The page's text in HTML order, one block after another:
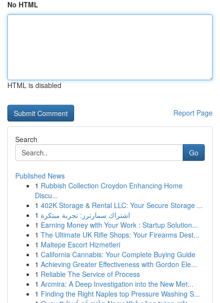
No HTML
HTML is disabled
Report Page
Search
Go
Published News
1 Rubbish Collection Croydon Enhancing Home
Discu...
1 402K Storage & Rental LLC: Your Secure Storage ...
1 اشتراك سمارترز: تجربة مبتكرة
1 Earning Money with Your Work : Startup Solution...
1 The Ultimate UK Rifle Shops: Your Firearms Dest...
1 Maltepe Escort Hizmetleri
1 California Cannabis: Your Complete Buying Guide
1 Achieving Greater Effectiveness with Gordon Ele...
1 Reliable The Service of Process
1 Arcmira: A Deep Investigation into the New Met...
1 Finding the Right Naples top Pressure Washing S...